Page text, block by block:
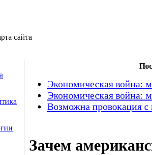
сайта
Экономическая война:
Экономическая война:
Возможна провокация
Зачем